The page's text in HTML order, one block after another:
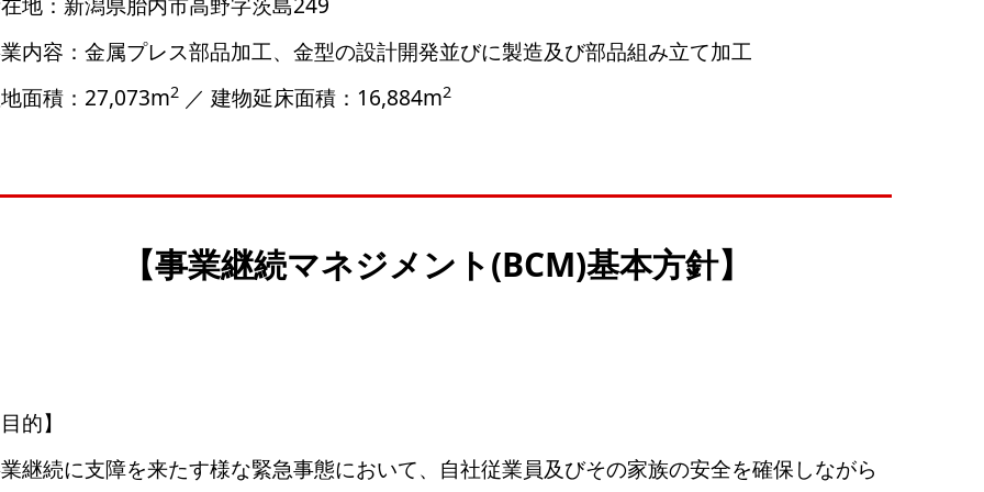
内容：金属プレス部品加工、金型の設計開発並びに製造及び部品組み立て加工
面積：27,073m2 ／ 建物延床面積：16,884m2
【事業継続マネジメント(BCM)基本方針】
的】
継続に支障を来たす様な緊急事態において、自社従業員及びその家族の安全を確保しながら